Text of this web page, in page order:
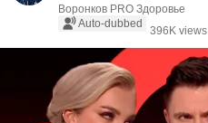
Воронков PRO Здоровье
Auto-dubbed
396K views